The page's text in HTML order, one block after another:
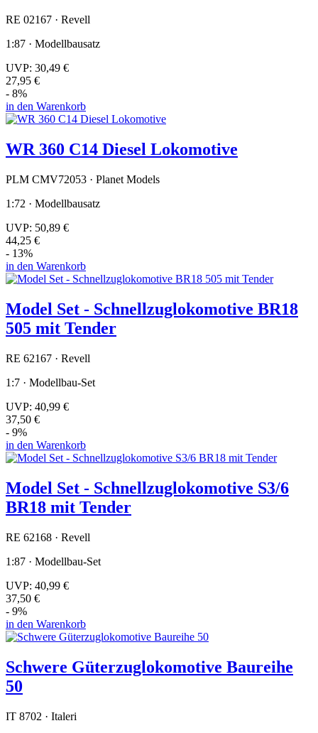
RE 02167 · Revell
1:87 · Modellbausatz
UVP: 30,49 €
27,95 €
- 8%
in den Warenkorb
WR 360 C14 Diesel Lokomotive
PLM CMV72053 · Planet Models
1:72 · Modellbausatz
UVP: 50,89 €
44,25 €
- 13%
in den Warenkorb
Model Set - Schnellzuglokomotive BR18
505 mit Tender
RE 62167 · Revell
1:7 · Modellbau-Set
UVP: 40,99 €
37,50 €
- 9%
in den Warenkorb
Model Set - Schnellzuglokomotive S3/6
BR18 mit Tender
RE 62168 · Revell
1:87 · Modellbau-Set
UVP: 40,99 €
37,50 €
- 9%
in den Warenkorb
Schwere Güterzuglokomotive Baureihe
50
IT 8702 · Italeri